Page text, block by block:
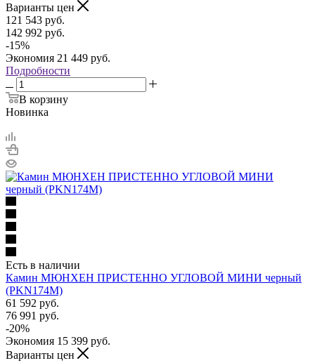
Варианты цен
121 543 руб.
142 992 руб.
-15%
Экономия 21 449 руб.
Подробности
В корзину
Новинка
Есть в наличии
Камин МЮНХЕН ПРИСТЕННО УГЛОВОЙ МИНИ черный
(PKN174M)
61 592 руб.
76 991 руб.
-20%
Экономия 15 399 руб.
Варианты цен